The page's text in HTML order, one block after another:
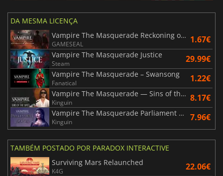
DA MESMA LICENÇA
Vampire The Masquerade Reckoning of New York
GAMESEAL 1.67€
Vampire The Masquerade Justice
Steam 29.99€
Vampire The Masquerade – Swansong
Fanatical 1.22€
Vampire The Masquerade — Sins of the Sires
Kinguin 8.17€
Vampire The Masquerade Parliament of Knives
Kinguin 7.96€
TAMBÉM POSTADO POR PARADOX INTERACTIVE
Surviving Mars Relaunched
K4G 22.06€